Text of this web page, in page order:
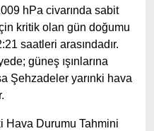
hPa civarında sabit
kritik olan gün doğumu
saatleri arasındadır.
güneş ışınlarına
Şehzadeler yarınki hava